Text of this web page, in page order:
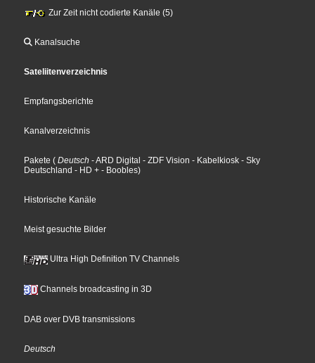
Zur Zeit nicht codierte Kanäle (5)
Kanalsuche
Sateliitenverzeichnis
Empfangsberichte
Kanalverzeichnis
Pakete ( Deutsch - ARD Digital - ZDF Vision - Kabelkiosk - Sky
Deutschland - HD + - Boobles)
Historische Kanäle
Meist gesuchte Bilder
Ultra High Definition TV Channels
Channels broadcasting in 3D
DAB over DVB transmissions
Deutsch